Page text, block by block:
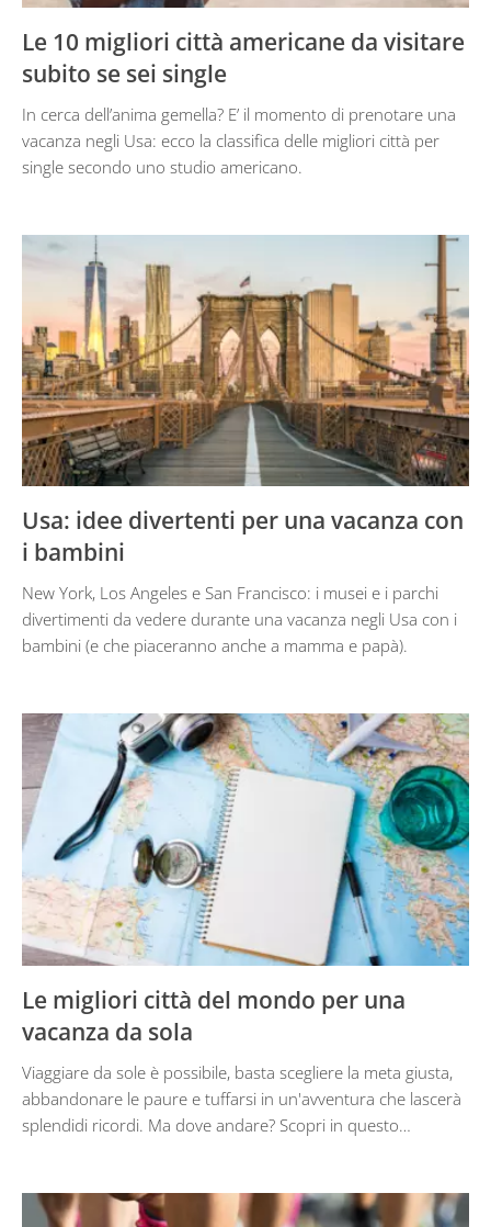
Le 10 migliori città americane da visitare
subito se sei single
In cerca dell’anima gemella? E’ il momento di prenotare una
vacanza negli Usa: ecco la classifica delle migliori città per
single secondo uno studio americano.
Usa: idee divertenti per una vacanza con
i bambini
New York, Los Angeles e San Francisco: i musei e i parchi
divertimenti da vedere durante una vacanza negli Usa con i
bambini (e che piaceranno anche a mamma e papà).
Le migliori città del mondo per una
vacanza da sola
Viaggiare da sole è possibile, basta scegliere la meta giusta,
abbandonare le paure e tuffarsi in un'avventura che lascerà
splendidi ricordi. Ma dove andare? Scopri in questo…